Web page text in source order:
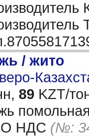
/ жито
89 KZT/
НДС (№: